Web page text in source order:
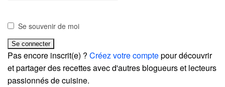
Se souvenir de moi
Pas encore inscrit(e) ? Créez votre comptepour découvrir
et partager des recettes avec d'autres blogueurs et lecteurs
passionnés de cuisine.